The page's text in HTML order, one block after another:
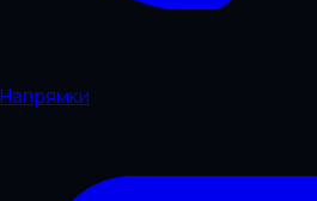
Напрямки